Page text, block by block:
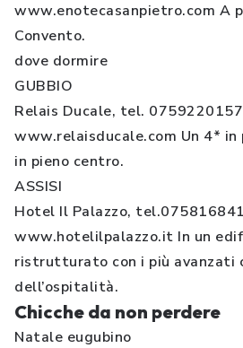
www.enotecasanpietro.com A
Convento.
dove dormire
GUBBIO
Relais Ducale, tel. 0759220157
www.relaisducale.com Un 4* in
in pieno centro.
ASSISI
Hotel Il Palazzo, tel.075816841
www.hotelilpalazzo.it In un
ristrutturato con i più avanzati
dell’ospitalità.
Chicche da non perdere
Natale eugubino